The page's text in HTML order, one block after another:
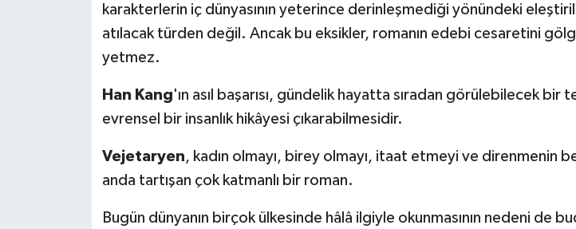
karakterlerin iç dünyasının yeterince derinleşmediği yönündeki
atılacak türden değil. Ancak bu eksikler, romanın edebi cesaretini
yetmez.
Han Kang'ın asıl başarısı, gündelik hayatta sıradan görülebilecek bir
evrensel bir insanlık hikâyesi çıkarabilmesidir.
Vejetaryen, kadın olmayı, birey olmayı, itaat etmeyi ve direnmenin
anda tartışan çok katmanlı bir roman.
Bugün dünyanın birçok ülkesinde hâlâ ilgiyle okunmasının nedeni de